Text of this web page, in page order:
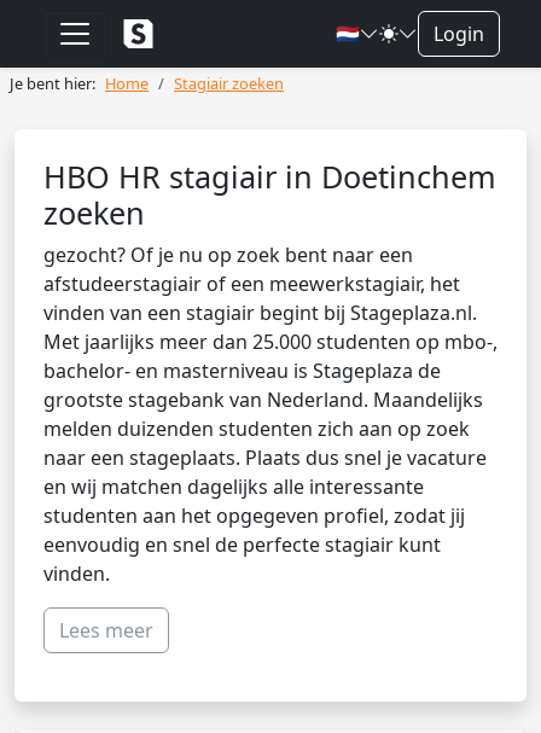
🇳🇱 Login
Je bent hier: Home Stagiair zoeken
HBO HR stagiair in Doetinchem
zoeken
gezocht? Of je nu op zoek bent naar een
afstudeerstagiair of een meewerkstagiair, het
vinden van een stagiair begint bij Stageplaza.nl.
Met jaarlijks meer dan 25.000 studenten op mbo-,
bachelor- en masterniveau is Stageplaza de
grootste stagebank van Nederland. Maandelijks
melden duizenden studenten zich aan op zoek
naar een stageplaats. Plaats dus snel je vacature
en wij matchen dagelijks alle interessante
studenten aan het opgegeven profiel, zodat jij
eenvoudig en snel de perfecte stagiair kunt
vinden.
Lees meer